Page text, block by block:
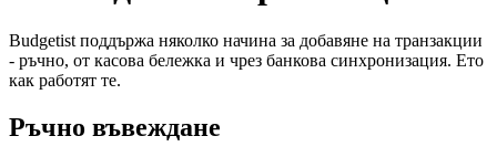
Budgetist поддържа няколко начина за добавяне на транзакции
- ръчно, от касова бележка и чрез банкова синхронизация. Ето
как работят те.
Ръчно въвеждане